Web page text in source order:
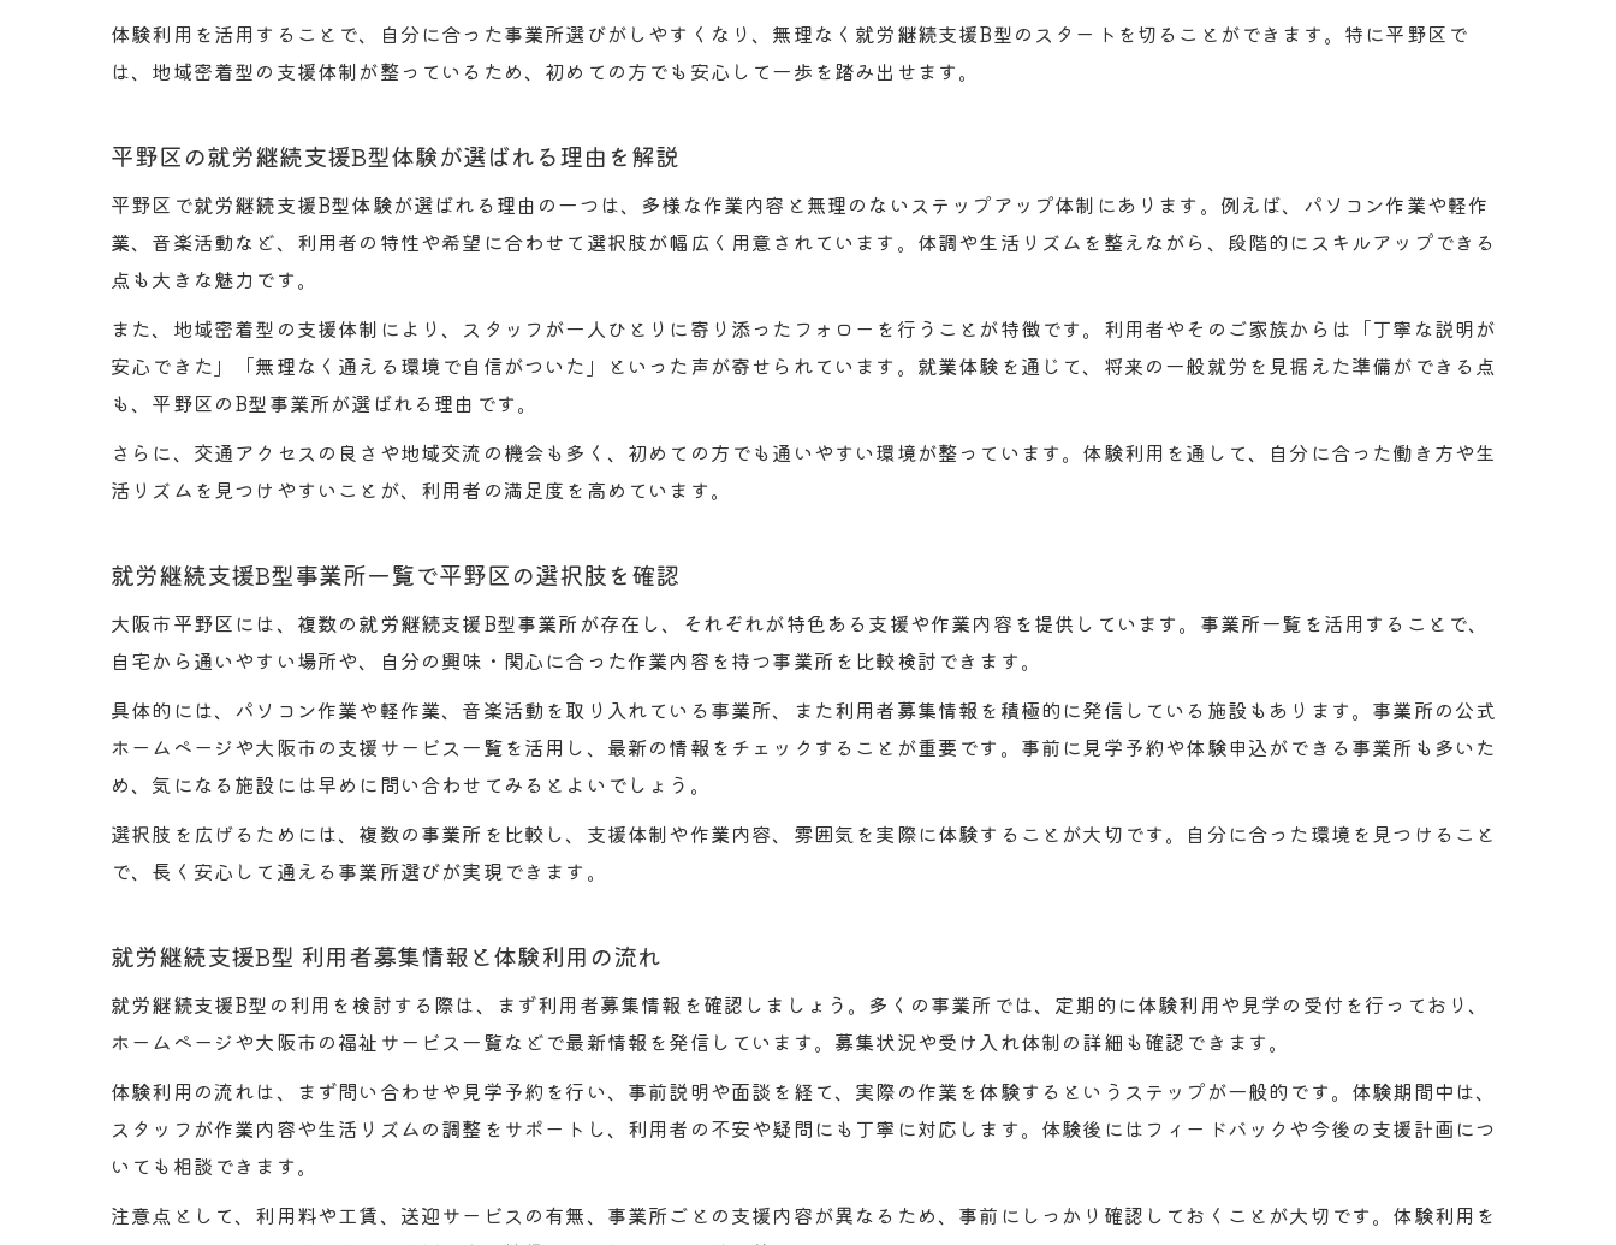
体験利用でわかる就労継続支援B型のメリット
B型体験利用時のサポート内容と平野区での事例
就労継続支援B型 パソコン作業 大阪で選べる仕事の幅
B型支援で実現できる音楽やパソコン作業の多様性とは
就労継続支援B型 音楽 大阪での作業体験の魅力
パソコン作業など多様な選択肢があるB型支援の特徴
A型とB型の違いを実体験から考える
平野区就労継続支援A型とB型の収入面を比較検討
就労継続支援B型とA型の制度とサポートの違い
負担や収入面で納得できるB型選びのコツ
就労継続支援B型の月額利用料と負担の仕組みを解説
B型施設はなぜ無職扱いになるのか理由と納得できる解説
就労継続支援B型で収入を得るための選び方と注意点
利用者募集時に確認すべきB型の収入や工賃の実態
体験利用を活用することで、自分に合った事業所選びがしやすくなり、無理なく就労継続支援B型のスタートを切ることができます。特に平野区で
は、地域密着型の支援体制が整っているため、初めての方でも安心して一歩を踏み出せます。
平野区の就労継続支援B型体験が選ばれる理由を解説
平野区で就労継続支援B型体験が選ばれる理由の一つは、多様な作業内容と無理のないステップアップ体制にあります。例えば、パソコン作業や軽作
業、音楽活動など、利用者の特性や希望に合わせて選択肢が幅広く用意されています。体調や生活リズムを整えながら、段階的にスキルアップできる
点も大きな魅力です。
また、地域密着型の支援体制により、スタッフが一人ひとりに寄り添ったフォローを行うことが特徴です。利用者やそのご家族からは「丁寧な説明が
安心できた」「無理なく通える環境で自信がついた」といった声が寄せられています。就業体験を通じて、将来の一般就労を見据えた準備ができる点
も、平野区のB型事業所が選ばれる理由です。
さらに、交通アクセスの良さや地域交流の機会も多く、初めての方でも通いやすい環境が整っています。体験利用を通して、自分に合った働き方や生
活リズムを見つけやすいことが、利用者の満足度を高めています。
就労継続支援B型事業所一覧で平野区の選択肢を確認
大阪市平野区には、複数の就労継続支援B型事業所が存在し、それぞれが特色ある支援や作業内容を提供しています。事業所一覧を活用することで、
自宅から通いやすい場所や、自分の興味・関心に合った作業内容を持つ事業所を比較検討できます。
具体的には、パソコン作業や軽作業、音楽活動を取り入れている事業所、また利用者募集情報を積極的に発信している施設もあります。事業所の公式
ホームページや大阪市の支援サービス一覧を活用し、最新の情報をチェックすることが重要です。事前に見学予約や体験申込ができる事業所も多いた
め、気になる施設には早めに問い合わせてみるとよいでしょう。
選択肢を広げるためには、複数の事業所を比較し、支援体制や作業内容、雰囲気を実際に体験することが大切です。自分に合った環境を見つけること
で、長く安心して通える事業所選びが実現できます。
就労継続支援B型 利用者募集情報と体験利用の流れ
就労継続支援B型の利用を検討する際は、まず利用者募集情報を確認しましょう。多くの事業所では、定期的に体験利用や見学の受付を行っており、
ホームページや大阪市の福祉サービス一覧などで最新情報を発信しています。募集状況や受け入れ体制の詳細も確認できます。
体験利用の流れは、まず問い合わせや見学予約を行い、事前説明や面談を経て、実際の作業を体験するというステップが一般的です。体験期間中は、
スタッフが作業内容や生活リズムの調整をサポートし、利用者の不安や疑問にも丁寧に対応します。体験後にはフィードバックや今後の支援計画につ
いても相談できます。
注意点として、利用料や工賃、送迎サービスの有無、事業所ごとの支援内容が異なるため、事前にしっかり確認しておくことが大切です。体験利用を
お問い合わせはこちら
お問い合わせはこちら